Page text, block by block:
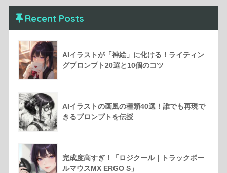
Recent Posts
AIイラストが「神絵」に化ける！ライティン
グプロンプト20選と10個のコツ
AIイラストの画風の種類40選！誰でも再現で
きるプロンプトを伝授
完成度高すぎ！「ロジクール｜トラックボー
ルマウスMX ERGO S」